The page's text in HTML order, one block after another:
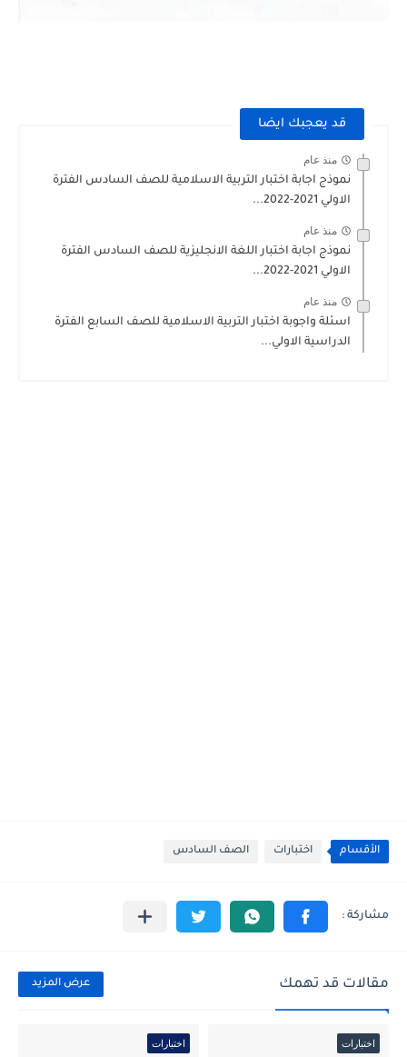
قد يعجبك ايضا
منذ عام
نموذج اجابة اختبار التربية الاسلامية للصف السادس الفترة
الاولي 2021-2022...
منذ عام
نموذج اجابة اختبار اللغة الانجليزية للصف السادس الفترة
الاولي 2021-2022...
منذ عام
اسئلة واجوبة اختبار التربية الاسلامية للصف السابع الفترة
الدراسية الاولي...
الأقسام اختبارات الصف السادس
مقالات قد تهمك عرض المزيد
اختبارات اختبارات